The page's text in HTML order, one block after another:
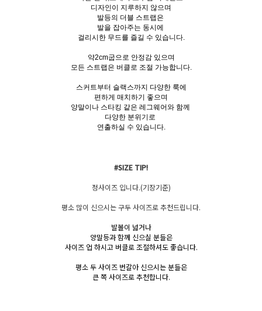
디자인이 지루하지 않으며
발등의 더블 스트랩은
발을 잡아주는 동시에
걸리시한 무드를 즐길 수 있습니다.
약2cm굽으로 안정감 있으며
모든 스트랩은 버클로 조절 가능합니다.
스커트부터 슬랙스까지 다양한 룩에
편하게 매치하기 좋으며
양말이나 스타킹 같은 레그웨어와 함께
다양한 분위기로
연출하실 수 있습니다.
#SIZE TIP!
정사이즈 입니다.(기장기준)
평소 많이 신으시는 구두 사이즈로 추천드립니다.
발볼이 넓거나
양말등과 함께 신으실 분들은
사이즈 업 하시고 버클로 조절하셔도 좋습니다.
평소 두 사이즈 번갈아 신으시는 분들은
큰 쪽 사이즈로 추천합니다.